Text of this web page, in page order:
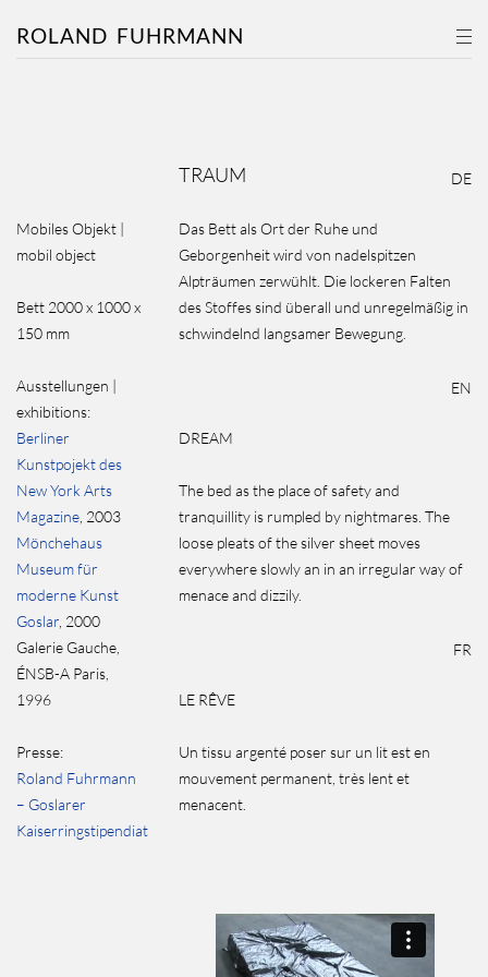
ROLAND FUHRMANN
Mobiles Objekt |
mobil object
Bett 2000 x 1000 x
150 mm
Ausstellungen |
exhibitions:
Berliner
Kunstpojekt des
New York Arts
Magazine , 2003
Mönchehaus
Museum für
moderne Kunst
Goslar , 2000
Galerie Gauche,
ÉNSB-A Paris,
1996
Presse:
Roland Fuhrmann
– Goslarer
Kaiserringstipendiat
TRAUM DE
Das Bett als Ort der Ruhe und
Geborgenheit wird von nadelspitzen
Alpträumen zerwühlt. Die lockeren Falten
des Stoffes sind überall und unregelmäßig in
schwindelnd langsamer Bewegung.
EN
DREAM
The bed as the place of safety and
tranquillity is rumpled by nightmares. The
loose pleats of the silver sheet moves
everywhere slowly an in an irregular way of
menace and dizzily.
FR
LE RÊVE
Un tissu argenté poser sur un lit est en
mouvement permanent, très lent et
menacent.